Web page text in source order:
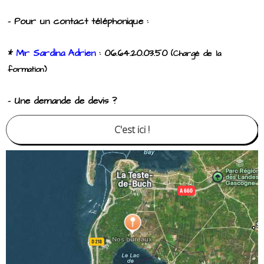
- Pour un contact téléphonique :
* Mr Sardina Adrien: 06.64.20.03.50 (Chargé de la
formation)
- Une demande de devis ?
C'est ici !